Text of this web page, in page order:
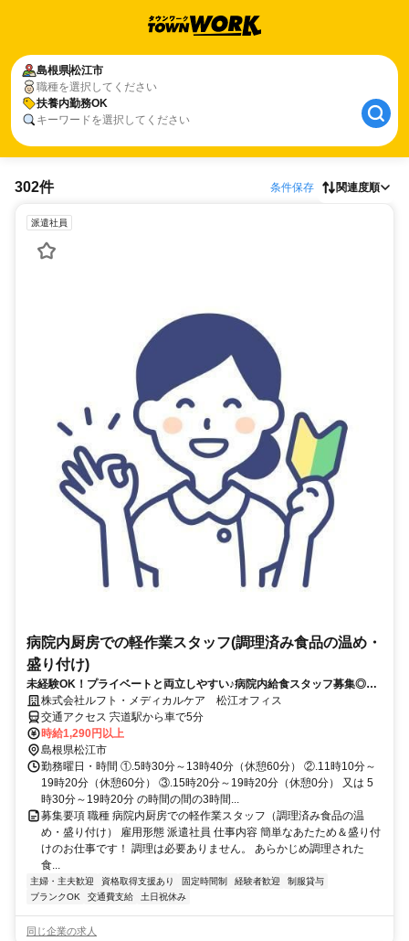
島根県松江市
職種を選択してください
扶養内勤務OK
キーワードを選択してください
302件 条件保存 関連度順
派遣社員
病院内厨房での軽作業スタッフ(調理済み食品の温め・
盛り付け)
未経験OK！プライベートと両立しやすい♪病院内給食スタッフ募集◎扶
養内OK！
株式会社ルフト・メディカルケア 松江オフィス
交通アクセス 宍道駅から車で5分
時給1,290円以上
島根県松江市
勤務曜日・時間 ①.5時30分～13時40分（休憩60分） ②.11時10分～
19時20分（休憩60分） ③.15時20分～19時20分（休憩0分） 又は 5
時30分～19時20分 の時間の間の3時間...
募集要項 職種 病院内厨房での軽作業スタッフ（調理済み食品の温
め・盛り付け） 雇用形態 派遣社員 仕事内容 簡単なあたため＆盛り付
けのお仕事です！ 調理は必要ありません。 あらかじめ調理された
食...
主婦・主夫歓迎 資格取得支援あり 固定時間制 経験者歓迎
制服貸与
ブランクOK
交通費支給 土日祝休み
同じ企業の求人